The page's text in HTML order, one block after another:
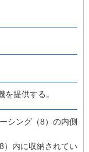
提供する。
シング（8）の内側
）内に収納されてい